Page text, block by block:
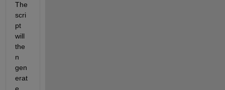
The
scri
pt
will
the
n
gen
erat